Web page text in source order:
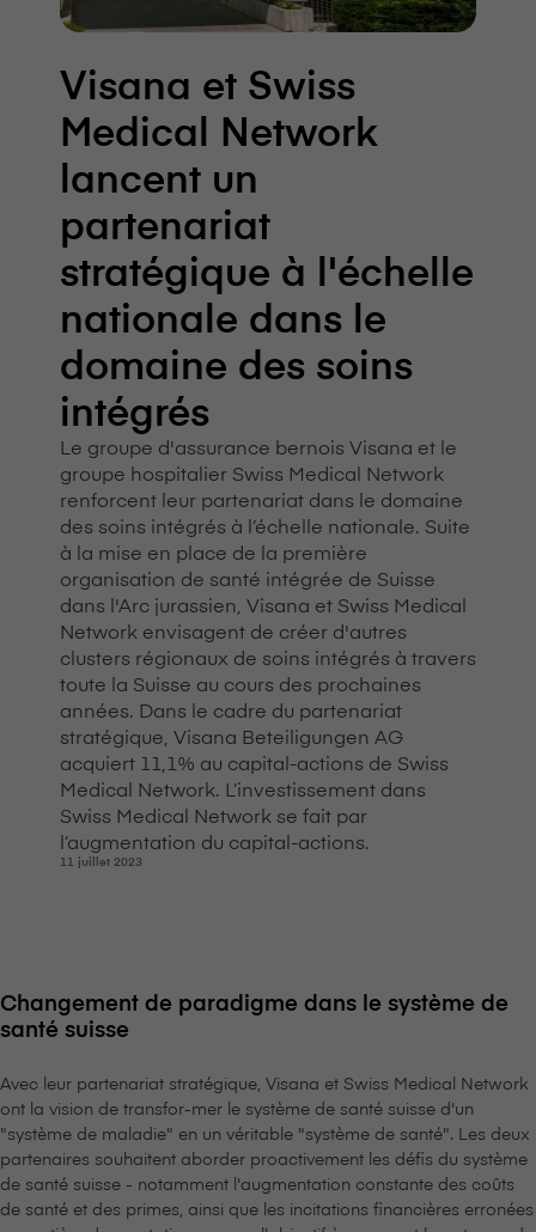
V⁠i⁠s⁠a⁠n⁠a et Swiss
Medical Network
lancent un
partenariat
stratégique à l'échelle
nationale dans le
domaine des soins
intégrés
Le groupe d'assurance bernois V⁠i⁠s⁠a⁠n⁠a et le
groupe hospitalier Swiss Medical Network
renforcent leur partenariat dans le domaine
des soins intégrés à l’échelle nationale. Suite
à la mise en place de la première
organisation de santé intégrée de Suisse
dans l'Arc jurassien, V⁠i⁠s⁠a⁠n⁠a et Swiss Medical
Network envisagent de créer d'autres
clusters régionaux de soins intégrés à travers
toute la Suisse au cours des prochaines
années. Dans le cadre du partenariat
stratégique, V⁠i⁠s⁠a⁠n⁠a Beteiligungen AG
acquiert 11,1% au capital-actions de Swiss
Medical Network. L’investissement dans
Swiss Medical Network se fait par
l’augmentation du capital-actions.
11 juillet 2023
Changement de paradigme dans le système de
santé suisse
Avec leur partenariat stratégique, V⁠i⁠s⁠a⁠n⁠a et Swiss Medical Network
ont la vision de transfor-mer le système de santé suisse d'un
"système de maladie" en un véritable "système de santé". Les deux
partenaires souhaitent aborder proactivement les défis du système
de santé suisse - notamment l'augmentation constante des coûts
de santé et des primes, ainsi que les incitations financières erronées